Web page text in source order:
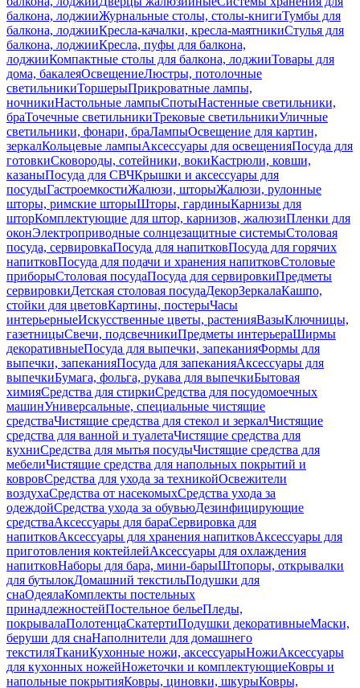
балкона, лоджииЖурнальные столы, столы-книгиТумбы для
балкона, лоджииКресла-качалки, кресла-маятникиСтулья для
балкона, лоджииКресла, пуфы для балкона,
лоджииКомпактные столы для балкона, лоджииТовары для
дома, бакалеяОсвещениеЛюстры, потолочные
светильникиТоршерыПрикроватные лампы,
ночникиНастольные лампыСпотыНастенные светильники,
браТочечные светильникиТрековые светильникиУличные
светильники, фонари, браЛампыОсвещение для картин,
зеркалКольцевые лампыАксессуары для освещенияПосуда для
готовкиСковороды, сотейники, вокиКастрюли, ковши,
казаныПосуда для СВЧКрышки и аксессуары для
посудыГастроемкостиЖалюзи, шторыЖалюзи, рулонные
шторы, римские шторыШторы, гардиныКарнизы для
шторКомплектующие для штор, карнизов, жалюзиПленки для
оконЭлектроприводные солнцезащитные системыСтоловая
посуда, сервировкаПосуда для напитковПосуда для горячих
напитковПосуда для подачи и хранения напитковСтоловые
приборыСтоловая посудаПосуда для сервировкиПредметы
сервировкиДетская столовая посудаДекорЗеркалаКашпо,
стойки для цветовКартины, постерыЧасы
интерьерныеИскусственные цветы, растенияВазыКлючницы,
газетницыСвечи, подсвечникиПредметы интерьераШирмы
декоративныеПосуда для выпечки, запеканияФормы для
выпечки, запеканияПосуда для запеканияАксессуары для
выпечкиБумага, фольга, рукава для выпечкиБытовая
химияСредства для стиркиСредства для посудомоечных
машинУниверсальные, специальные чистящие
средстваЧистящие средства для стекол и зеркалЧистящие
средства для ванной и туалетаЧистящие средства для
кухниСредства для мытья посудыЧистящие средства для
мебелиЧистящие средства для напольных покрытий и
ковровСредства для ухода за техникойОсвежители
воздухаСредства от насекомыхСредства ухода за
одеждойСредства ухода за обувьюДезинфицирующие
средстваАксессуары для бараСервировка для
напитковАксессуары для хранения напитковАксессуары для
приготовления коктейлейАксессуары для охлаждения
напитковНаборы для бара, мини-барыШтопоры, открывалки
для бутылокДомашний текстильПодушки для
снаОдеялаКомплекты постельных
принадлежностейПостельное бельеПледы,
покрывалаПолотенцаСкатертиПодушки декоративныеМаски,
беруши для снаНаполнители для домашнего
текстиляТканиКухонные ножи, аксессуарыНожиАксессуары
для кухонных ножейНожеточки и комплектующиеКовры и
напольные покрытияКовры, циновки, шкурыКовры,